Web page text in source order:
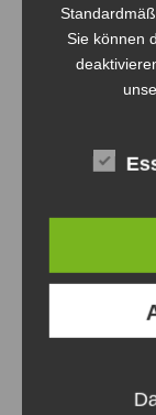
The
Sie können